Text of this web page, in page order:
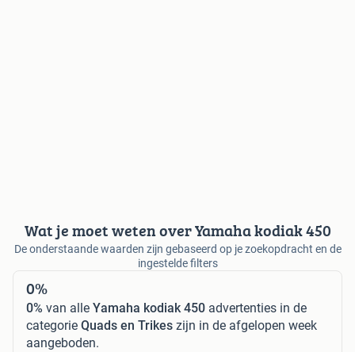
Wat je moet weten over Yamaha kodiak 450
De onderstaande waarden zijn gebaseerd op je zoekopdracht en de
ingestelde filters
0%
0% van alle Yamaha kodiak 450 advertenties in de
categorie Quads en Trikes zijn in de afgelopen week
aangeboden.